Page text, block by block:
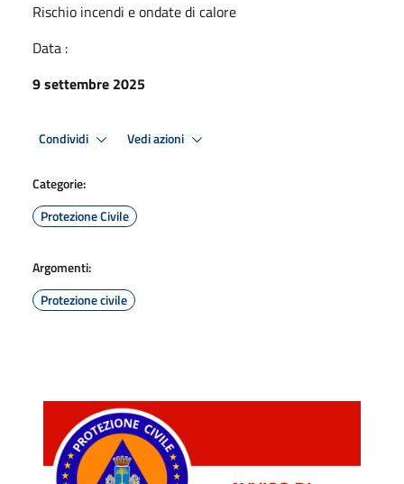
Rischio incendi e ondate di calore
Data :
9 settembre 2025
Condividi Vedi azioni
Categorie:
Protezione Civile
Argomenti:
Protezione civile